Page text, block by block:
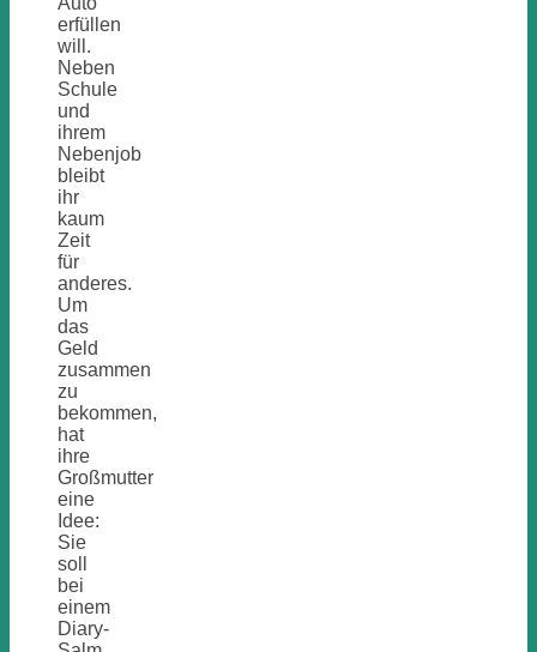
erfüllen
will.
Neben
Schule
und
ihrem
Nebenjob
bleibt
ihr
kaum
Zeit
für
anderes.
Um
das
Geld
zusammen
zu
bekommen,
hat
ihre
Großmutter
eine
Idee:
Sie
soll
bei
einem
Diary-